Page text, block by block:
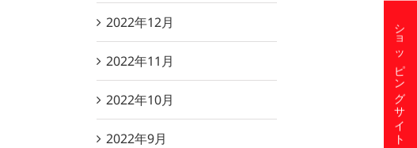
2022年12月
2022年11月
2022年10月
2022年9月 ショッピングサイト